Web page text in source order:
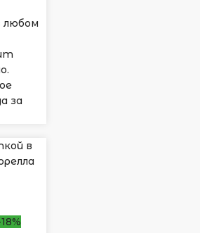
любом
за